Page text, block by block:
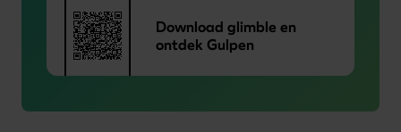
Download glimble en
ontdek Gulpen